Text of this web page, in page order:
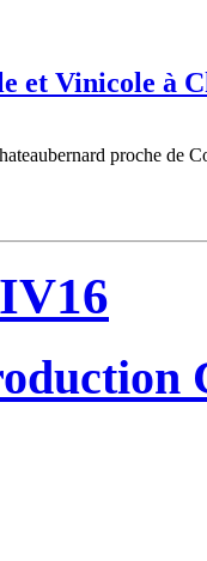
et Vinicole à
proche de